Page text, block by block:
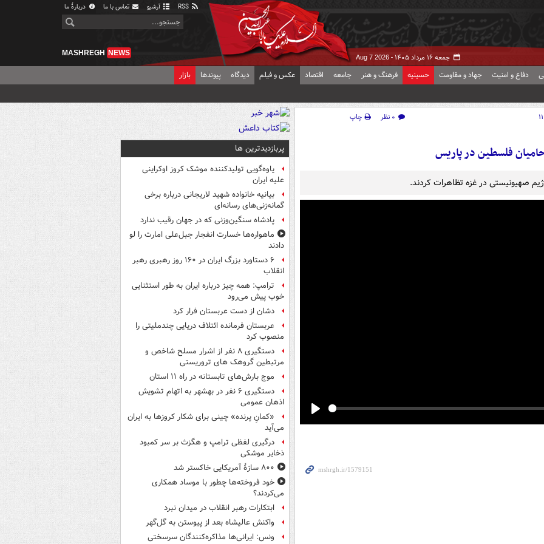
آرشیو تماس با ما دربارهٔ ما
جمعه ۱۶ مرداد ۱۴۰۵ - Aug 7 2026
MASHREGH NEWS
دفاع و امنیت جهاد و مقاومت حسینیه فرهنگ و هنر جامعه اقتصاد عکس و فیلم دیدگاه پیوندها بازار
۰ نظر
چاپ
فلسطین در پاریس
صهیونیستی در غزه تظاهرات کردند.
پربازدیدترین ها
یاوه‌گویی تولیدکننده موشک کروز اوکراینی
علیه ایران
بیانیه خانواده شهید لاریجانی درباره برخی
گمانه‌زنی‌های رسانه‌ای
پادشاه سنگین‌وزنی که در جهان رقیب ندارد
ماهواره‌ها خسارت انفجار جبل‌علی امارت را لو
دادند
۶ دستاورد بزرگ ایران در ۱۶۰ روز رهبری رهبر
انقلاب
ترامپ: همه چیز درباره ایران به طور استثنایی
خوب پیش می‌رود
دشان از دست عربستان فرار کرد
عربستان فرمانده ائتلاف دریایی چندملیتی را
منصوب کرد
دستگیری ۸ نفر از اشرار مسلح شاخص و
مرتبطین گروهک های تروریستی
موج بارش‌های تابستانه در راه ۱۱ استان
دستگیری ۶ نفر در بهشهر به اتهام تشویش
اذهان عمومی
«کمانِ پرنده» چینی برای شکار کروزها به ایران
می‌آید
درگیری لفظی ترامپ و هگزث بر سر کمبود
ذخایر موشکی
۸۰۰ سازۀ آمریکایی خاکستر شد
خود فروخته‌ها چطور با موساد همکاری
می‌کردند؟
ابتکارات رهبر انقلاب در میدان نبرد
واکنش عالیشاه بعد از پیوستن به گل‌گهر
ونس: ایرانی‌ها مذاکره‌کنندگان سرسختی